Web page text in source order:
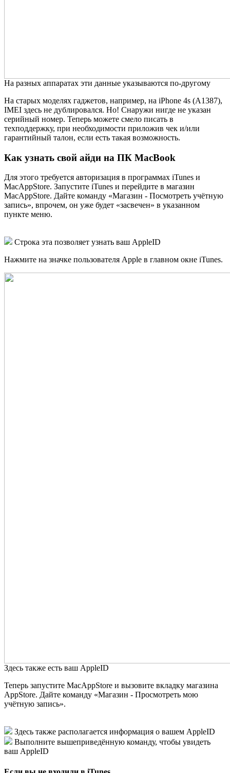
На разных аппаратах эти данные указываются по-другому
На старых моделях гаджетов, например, на iPhone 4s (A1387),
IMEI здесь не дублировался. Но! Снаружи нигде не указан
серийный номер. Теперь можете смело писать в
техподдержку, при необходимости приложив чек и/или
гарантийный талон, если есть такая возможность.
Как узнать свой айди на ПК MacBook
Для этого требуется авторизация в программах iTunes и
MacAppStore. Запустите iTunes и перейдите в магазин
MacAppStore. Дайте команду «Магазин - Посмотреть учётную
запись», впрочем, он уже будет «засвечен» в указанном
пункте меню.
Строка эта позволяет узнать ваш AppleID
Нажмите на значке пользователя Apple в главном окне iTunes.
Здесь также есть ваш AppleID
Теперь запустите MacAppStore и вызовите вкладку магазина
AppStore. Дайте команду «Магазин - Просмотреть мою
учётную запись».
Здесь также располагается информация о вашем AppleID
Выполните вышеприведённую команду, чтобы увидеть
ваш AppleID